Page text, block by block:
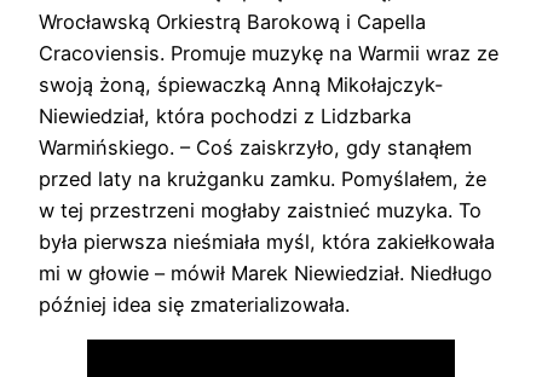
Wrocławską Orkiestrą Barokową i Capella
Cracoviensis. Promuje muzykę na Warmii wraz ze
swoją żoną, śpiewaczką Anną Mikołajczyk-
Niewiedział, która pochodzi z Lidzbarka
Warmińskiego. – Coś zaiskrzyło, gdy stanąłem
przed laty na krużganku zamku. Pomyślałem, że
w tej przestrzeni mogłaby zaistnieć muzyka. To
była pierwsza nieśmiała myśl, która zakiełkowała
mi w głowie – mówił Marek Niewiedział. Niedługo
później idea się zmaterializowała.